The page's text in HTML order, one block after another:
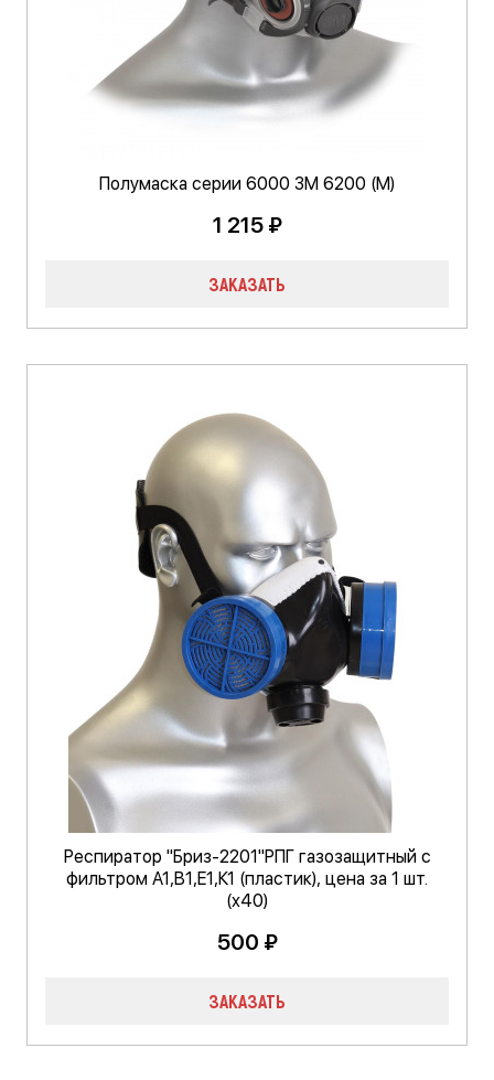
Полумаска серии 6000 3М 6200 (M)
1 215 ₽
ЗАКАЗАТЬ
Респиратор "Бриз-2201"РПГ газозащитный с
фильтром А1,В1,Е1,К1 (пластик), цена за 1 шт.
(х40)
500 ₽
ЗАКАЗАТЬ